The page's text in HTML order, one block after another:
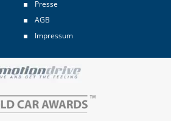
Presse
AGB
Impressum